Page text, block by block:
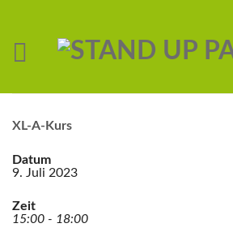
XL-A-Kurs
Datum
9. Juli 2023
Zeit
15:00 - 18:00